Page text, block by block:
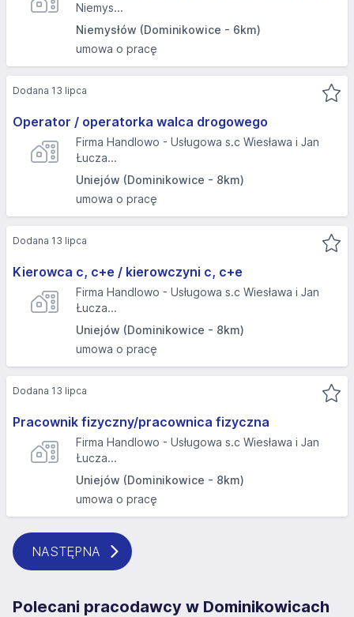
Niemys...
Niemysłów (Dominikowice - 6km)
umowa o pracę
Operator / operatorka walca drogowego
Firma Handlowo - Usługowa s.c Wiesława i Jan
Łucza...
Uniejów (Dominikowice - 8km)
umowa o pracę
Dodana 13 lipca
Kierowca c, c+e / kierowczyni c, c+e
Firma Handlowo - Usługowa s.c Wiesława i Jan
Łucza...
Uniejów (Dominikowice - 8km)
umowa o pracę
Dodana 13 lipca
Pracownik fizyczny/pracownica fizyczna
Firma Handlowo - Usługowa s.c Wiesława i Jan
Łucza...
Uniejów (Dominikowice - 8km)
umowa o pracę
Dodana 13 lipca
NASTĘPNA
Polecani pracodawcy w Dominikowicach